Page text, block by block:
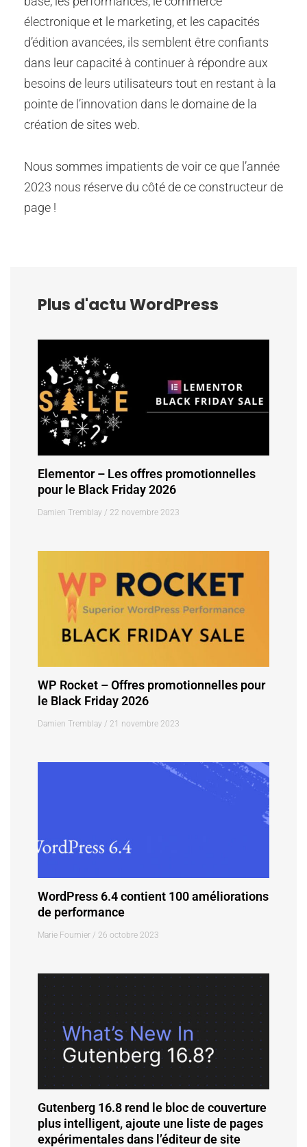
électronique et le marketing, et les capacités
d’édition avancées, ils semblent être confiants
dans leur capacité à continuer à répondre aux
besoins de leurs utilisateurs tout en restant à la
pointe de l’innovation dans le domaine de la
création de sites web.
Nous sommes impatients de voir ce que l’année
2023 nous réserve du côté de ce constructeur de
page !
Plus d'actu WordPress
Elementor – Les offres promotionnelles
pour le Black Friday 2026
Damien Tremblay 22 novembre 2023
WP Rocket – Offres promotionnelles pour
le Black Friday 2026
Damien Tremblay 21 novembre 2023
WordPress 6.4 contient 100 améliorations
de performance
Marie Fournier 26 octobre 2023
Gutenberg 16.8 rend le bloc de couverture
plus intelligent, ajoute une liste de pages
expérimentales dans l’éditeur de site